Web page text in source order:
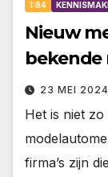
1:64
Nieuw
bekende
23 MEI 2024
Het is niet
firma’s zijn